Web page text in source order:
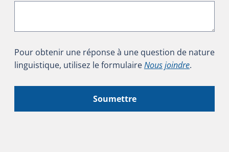
Pour obtenir une réponse à une question de nature
linguistique, utilisez le formulaireNous joindre.
Soumettre